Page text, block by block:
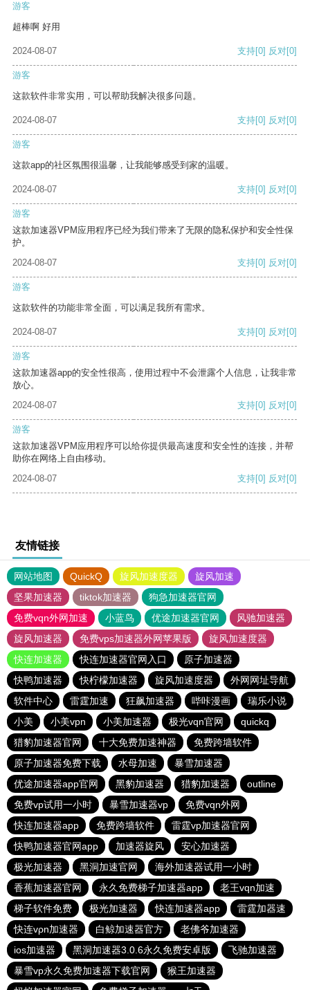
游客
超棒啊 好用
2024-08-07 支持[0] 反对[0]
游客
这款软件非常实用，可以帮助我解决很多问题。
2024-08-07 支持[0] 反对[0]
游客
这款app的社区氛围很温馨，让我能够感受到家的温暖。
2024-08-07 支持[0] 反对[0]
游客
这款加速器VPM应用程序已经为我们带来了无限的隐私保护和安全性保
护。
2024-08-07
支持[0] 反对[0]
游客
这款软件的功能非常全面，可以满足我所有需求。
2024-08-07 支持[0] 反对[0]
游客
这款加速器app的安全性很高，使用过程中不会泄露个人信息，让我非常
放心。
2024-08-07
支持[0] 反对[0]
游客
这款加速器VPM应用程序可以给你提供最高速度和安全性的连接，并帮
助你在网络上自由移动。
2024-08-07
支持[0] 反对[0]
友情链接
网站地图 QuickQ 旋风加速度器
旋风加速
坚果加速器
tiktok加速器
狗急加速器官网
免费vqn外网加速
小蓝鸟 优途加速器官网
风驰加速器
旋风加速器
免费vps加速器外网苹果版
旋风加速度器
快连加速器
快连加速器官网入口
原子加速器
快鸭加速器
快柠檬加速器 旋风加速度器
外网网址导航
软件中心
雷霆加速 狂飙加速器 哔咔漫画
瑞乐小说
小美
小美vpn 小美加速器 极光vqn官网
quickq
猎豹加速器官网
十大免费加速神器
免费跨墙软件
原子加速器免费下载
水母加速
暴雪加速器
优途加速器app官网
黑豹加速器 猎豹加速器
outline
免费vp试用一小时
暴雪加速器vp
免费vqn外网
快连加速器app
免费跨墙软件
雷霆vp加速器官网
快鸭加速器官网app
加速器旋风
安心加速器
极光加速器
黑洞加速官网
海外加速器试用一小时
香蕉加速器官网
永久免费梯子加速器app
老王vqn加速
梯子软件免费
极光加速器 快连加速器app
雷霆加器速
快连vρn加速器
白鲸加速器官方
老佛爷加速器
ios加速器
黑洞加速器3.0.6永久免费安卓版
飞驰加速器
暴雪vp永久免费加速器下载官网
猴王加速器